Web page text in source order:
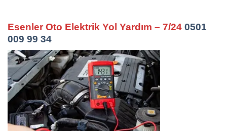
Esenler Oto Elektrik Yol Yardım – 7/24 0501
009 99 34